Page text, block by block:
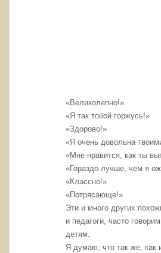
«Великолепно!»
«Я так тобой горжусь!»
«Здорово!»
«Я очень довольна
«Мне нравится, как ты
«Гораздо лучше, чем я
«Классно!»
«Потрясающе!»
Эти и много других
и педагоги, часто
детям.
Я думаю, что так же, как